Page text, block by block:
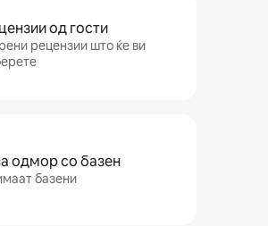
од гости
рецензии што ќе ви
одмор со базен
базени